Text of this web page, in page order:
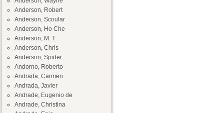
Anderson, Robert
Anderson, Scoular
Anderson, Ho Che
Anderson, M. T.
Anderson, Chris
Anderson, Spider
Andorno, Roberto
Andrada, Carmen
Andrada, Javier
Andrade, Eugenio de
Andrade, Christina